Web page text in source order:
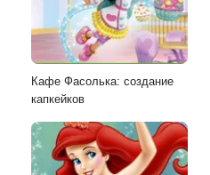
Кафе Фасолька: создание
капкейков